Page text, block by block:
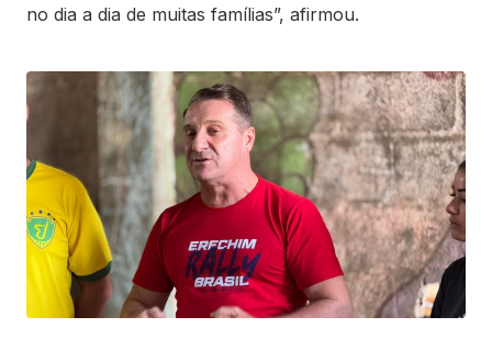
no dia a dia de muitas famílias”, afirmou.